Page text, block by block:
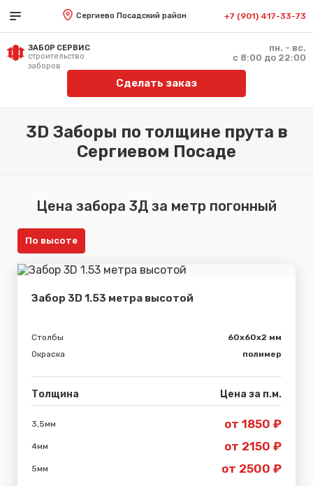
Сергиево Посадский район +7 (901) 417-33-73
ЗАБОР СЕРВИС
строительство
заборов
пн. - вс.
с 8:00 до 22:00
Сделать заказ
3D Заборы по толщине прута в
Сергиевом Посаде
Цена забора 3Д за метр погонный
По высоте
Забор 3D 1.53 метра высотой
Столбы
60х60х2 мм
Окраска
полимер
Толщина Цена за п.м.
3,5мм от 1850 ₽
4мм от 2150 ₽
5мм от 2500 ₽